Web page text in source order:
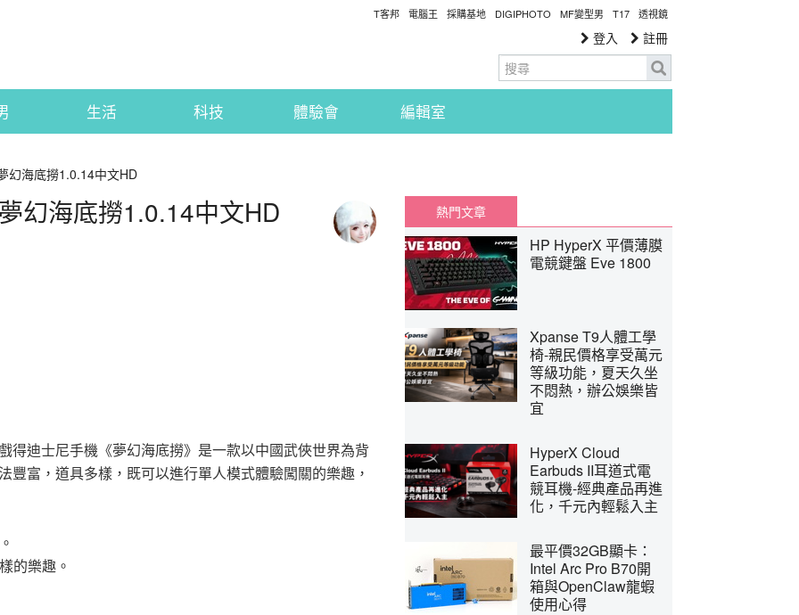
T客邦 電腦王 採購基地 DIGIPHOTO MF變型男 T17 透視鏡
登入 註冊
生活 科技 體驗會 編輯室
幻海底撈1.0.14中文HD
幻海底撈1.0.14中文HD
得迪士尼手機《夢幻海底撈》是一款以中國武俠世界為背
富，道具多樣，既可以進行單人模式體驗闖關的樂趣，
的樂趣。
熱門文章
HP HyperX 平價薄膜
電競鍵盤 Eve 1800
Xpanse T9人體工學
椅-親民價格享受萬元
等級功能，夏天久坐
不悶熱，辦公娛樂皆
宜
HyperX Cloud
Earbuds II耳道式電
競耳機-經典產品再進
化，千元內輕鬆入主
最平價32GB顯卡：
Intel Arc Pro B70開
箱與OpenClaw龍蝦
使用心得